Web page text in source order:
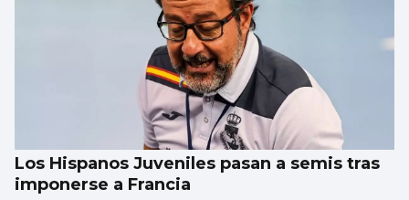
Los Hispanos Juveniles pasan a semis tras
imponerse a Francia